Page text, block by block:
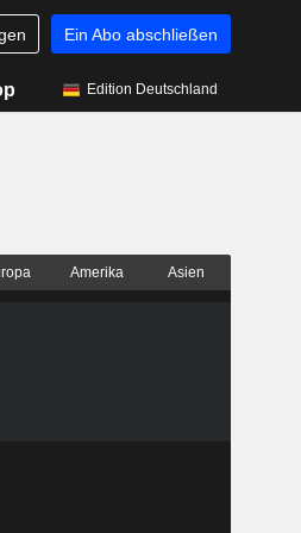
Ein Abo abschließen
Edition Deutschland
Amerika Asien